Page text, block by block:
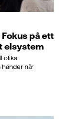
på ett
elsystem
olika
när